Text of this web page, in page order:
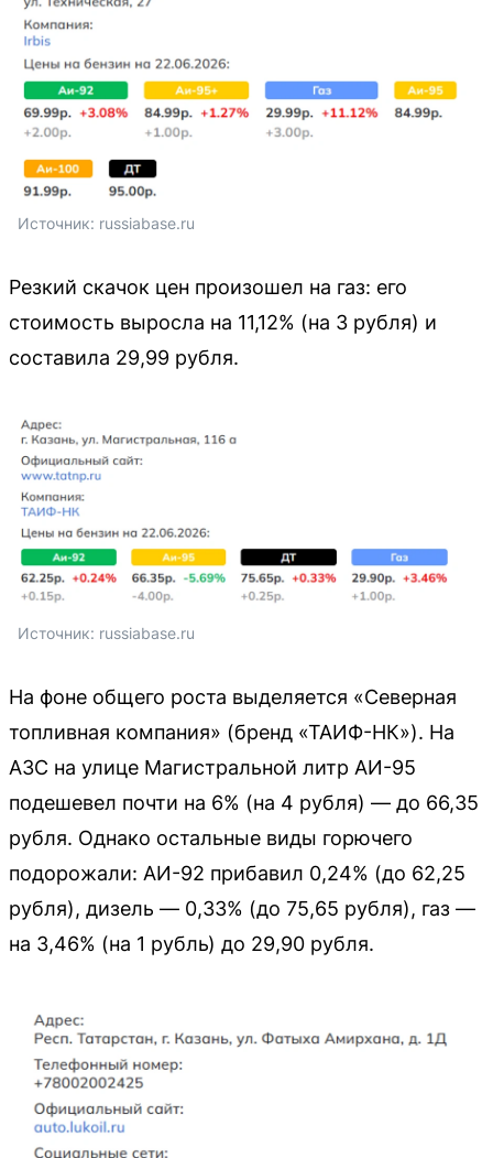
Источник: russiabase.ru
Резкий скачок цен произошел на газ: его
стоимость выросла на 11,12% (на 3 рубля) и
составила 29,99 рубля.
Источник: russiabase.ru
На фоне общего роста выделяется «Северная
топливная компания» (бренд «ТАИФ-НК»). На
АЗС на улице Магистральной литр АИ-95
подешевел почти на 6% (на 4 рубля) — до 66,35
рубля. Однако остальные виды горючего
подорожали: АИ-92 прибавил 0,24% (до 62,25
рубля), дизель — 0,33% (до 75,65 рубля), газ —
на 3,46% (на 1 рубль) до 29,90 рубля.